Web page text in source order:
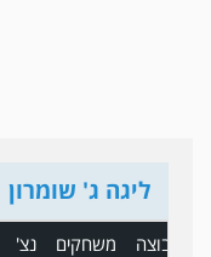
ליגה ג' שומרון
קבוצה משחקים נצ'